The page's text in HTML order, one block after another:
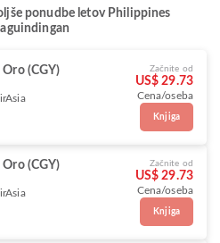
ponudbe letov Philippines
Oro (CGY) Začnite od
US$ 29.73
Cena/oseba
Knjiga
Oro (CGY) Začnite od
US$ 29.73
Cena/oseba
Knjiga